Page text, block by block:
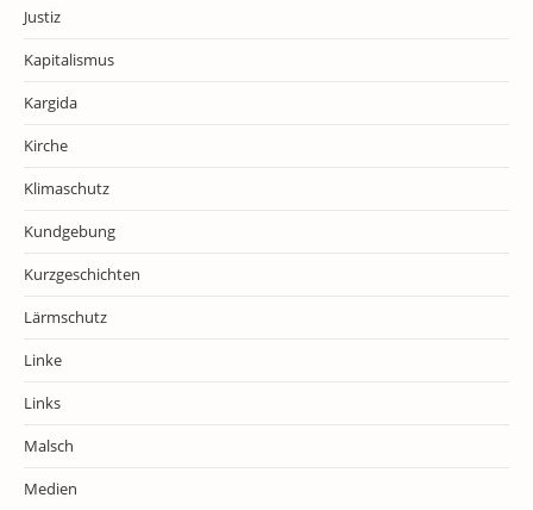
Justiz
Kapitalismus
Kargida
Kirche
Klimaschutz
Kundgebung
Kurzgeschichten
Lärmschutz
Linke
Links
Malsch
Medien